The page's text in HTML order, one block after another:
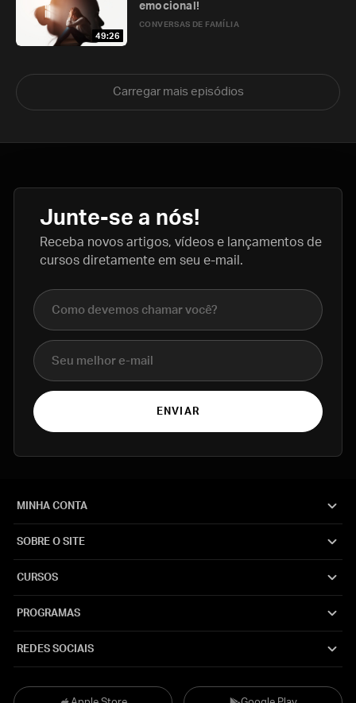
49:26
CONVERSAS DE FAMÍLIA
emocional!
Carregar mais episódios
Junte-se a nós!
Receba novos artigos, vídeos e lançamentos de
cursos diretamente em seu e-mail.
Nome completo
E-mail
ENVIAR
MINHA CONTA
SOBRE O SITE
CURSOS
PROGRAMAS
REDES SOCIAIS